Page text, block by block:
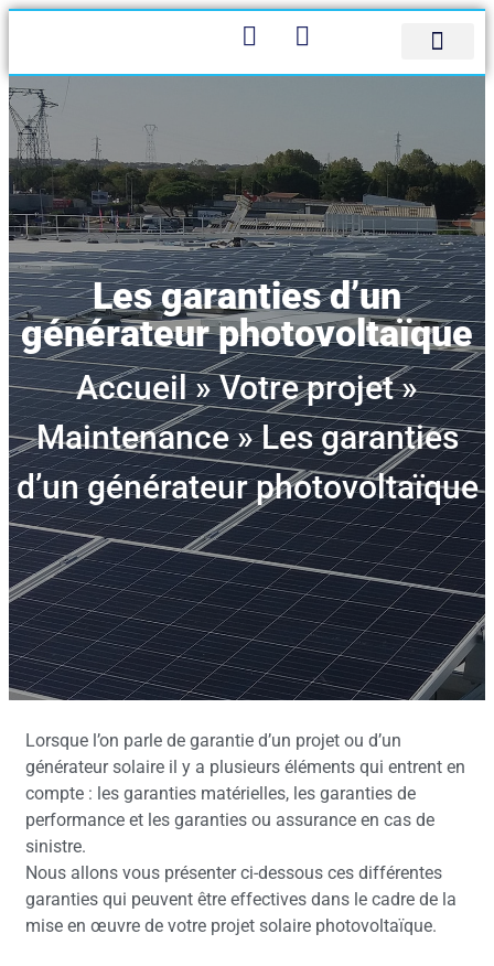
Panneau de gestion des cookies
Les garanties d’un
générateur photovoltaïque
Accueil»Votre projet»
Maintenance»Les garanties
d’un générateur photovoltaïque
Lorsque l’on parle de garantie d’un projet ou d’un
générateur solaire il y a plusieurs éléments qui entrent en
compte : les garanties matérielles, les garanties de
performance et les garanties ou assurance en cas de
sinistre.
Nous allons vous présenter ci-dessous ces différentes
garanties qui peuvent être effectives dans le cadre de la
mise en œuvre de votre projet solaire photovoltaïque.